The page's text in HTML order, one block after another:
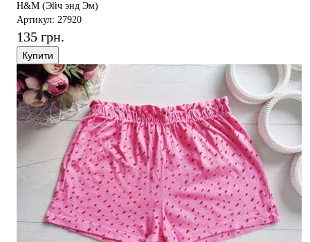
H&M (Эйч энд Эм)
Артикул: 27920
135 грн.
Купити